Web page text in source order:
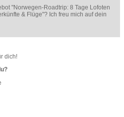
"Norwegen-Roadtrip: 8 Tage Lofoten
& Flüge"? Ich freu mich auf dein
dich!